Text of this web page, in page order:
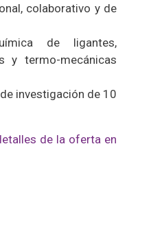
colaborativo y de
de ligantes,
y termo-mecánicas
investigación de 10
de la oferta en